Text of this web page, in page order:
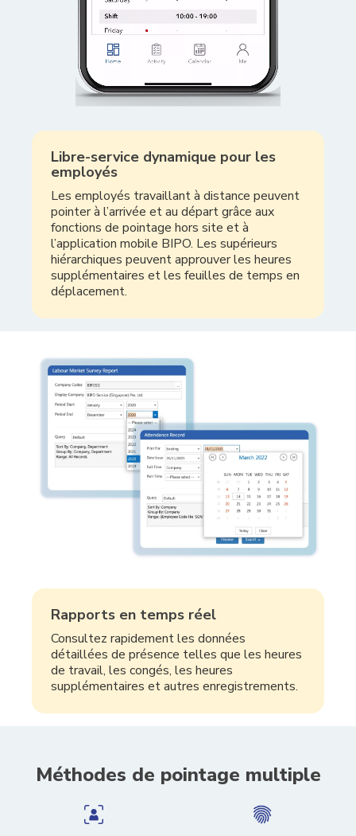
Libre-service dynamique pour les
employés
Les employés travaillant à distance peuvent
pointer à l’arrivée et au départ grâce aux
fonctions de pointage hors site et à
l’application mobile BIPO. Les supérieurs
hiérarchiques peuvent approuver les heures
supplémentaires et les feuilles de temps en
déplacement.
Rapports en temps réel
Consultez rapidement les données
détaillées de présence telles que les heures
de travail, les congés, les heures
supplémentaires et autres enregistrements.
Méthodes de pointage multiple